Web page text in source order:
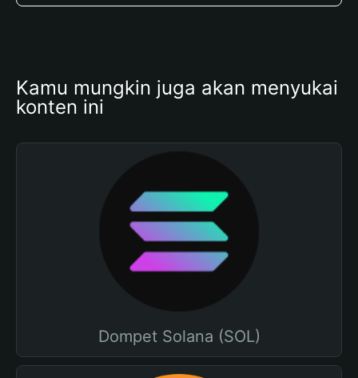
Kamu mungkin juga akan menyukai
konten ini
Dompet Solana (SOL)